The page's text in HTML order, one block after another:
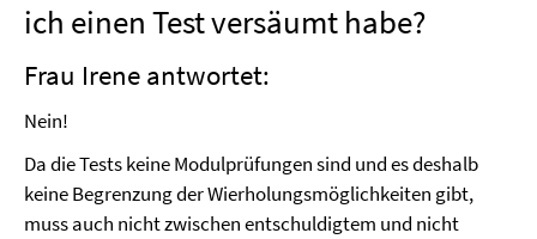
ich einen Test versäumt habe?
Frau Irene antwortet:
Nein!
Da die Tests keine Modulprüfungen sind und es deshalb
keine Begrenzung der Wierholungsmöglichkeiten gibt,
muss auch nicht zwischen entschuldigtem und nicht